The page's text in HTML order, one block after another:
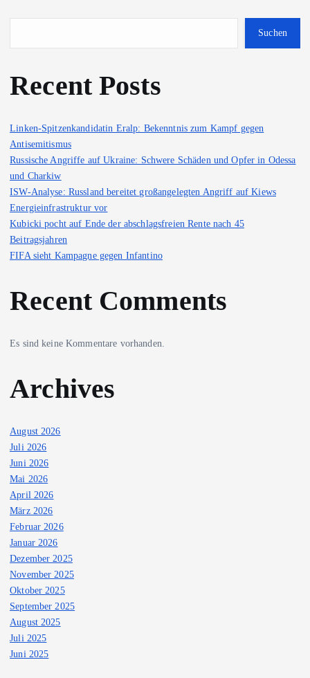
Suchen
Recent Posts
Linken-Spitzenkandidatin Eralp: Bekenntnis zum Kampf gegen
Antisemitismus
Russische Angriffe auf Ukraine: Schwere Schäden und Opfer in Odessa
und Charkiw
ISW-Analyse: Russland bereitet großangelegten Angriff auf Kiews
Energieinfrastruktur vor
Kubicki pocht auf Ende der abschlagsfreien Rente nach 45
Beitragsjahren
FIFA sieht Kampagne gegen Infantino
Recent Comments
Es sind keine Kommentare vorhanden.
Archives
August 2026
Juli 2026
Juni 2026
Mai 2026
April 2026
März 2026
Februar 2026
Januar 2026
Dezember 2025
November 2025
Oktober 2025
September 2025
August 2025
Juli 2025
Juni 2025